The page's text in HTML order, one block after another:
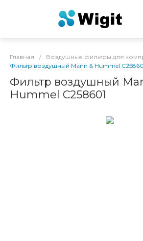
Главная / Воздушные фильтры для
Фильтр воздушный Mann & Hummel
Фильтр воздушный
Hummel C258601